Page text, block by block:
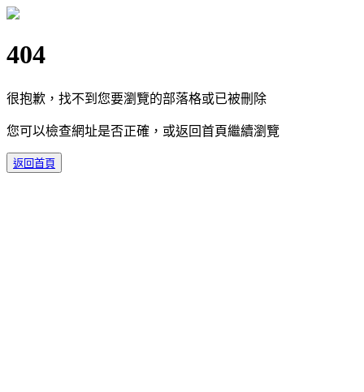
404
很抱歉，找不到您要瀏覽的部落格或已被刪除
您可以檢查網址是否正確，或返回首頁繼續瀏覽
返回首頁